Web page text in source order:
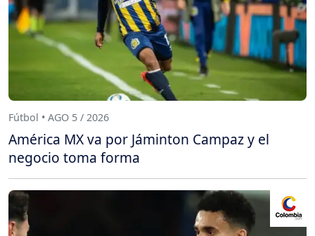
Fútbol • AGO 5 / 2026
América MX va por Jáminton Campaz y el
negocio toma forma